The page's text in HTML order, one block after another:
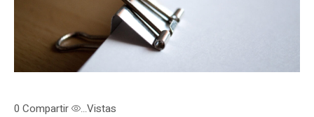
0 Compartir ...Vistas